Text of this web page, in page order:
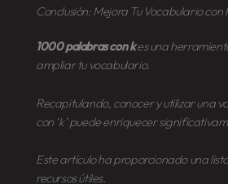
Conclusión: Mejora Tu Vocabulario con
1000 palabras con kes una
ampliar tu vocabulario.
Recapitulando, conocer y utilizar una
con ‘k’ puede enriquecer
Este artículo ha proporcionado una
recursos útiles.